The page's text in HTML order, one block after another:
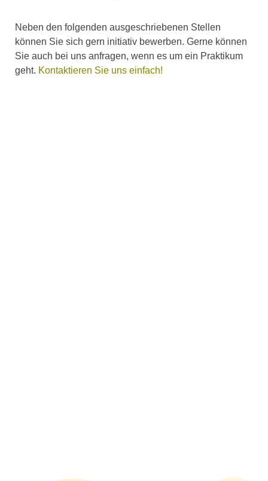
Neben den folgenden ausgeschriebenen Stellen
können Sie sich gern initiativ bewerben. Gerne können
Sie auch bei uns anfragen, wenn es um ein Praktikum
geht. Kontaktieren Sie uns einfach!